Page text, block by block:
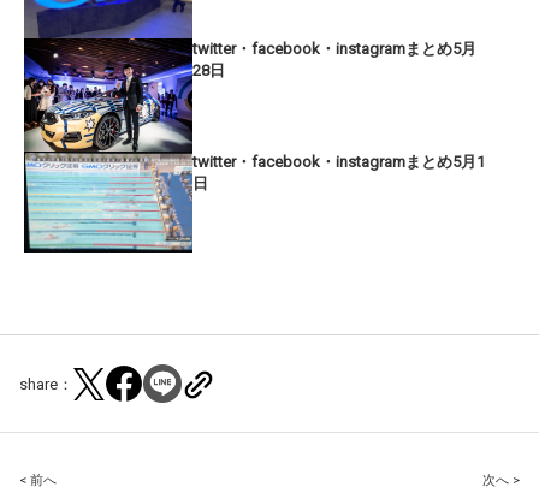
twitter・facebook・instagramまとめ5月
28日
twitter・facebook・instagramまとめ5月1
日
share：
Post
< 前へ 次へ >